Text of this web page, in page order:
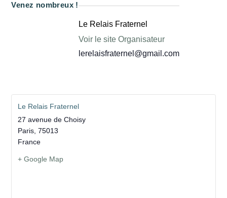
Venez nombreux !
Le Relais Fraternel
Voir le site Organisateur
lerelaisfraternel@gmail.com
Le Relais Fraternel
27 avenue de Choisy
Paris 75013
France
+ Google Map